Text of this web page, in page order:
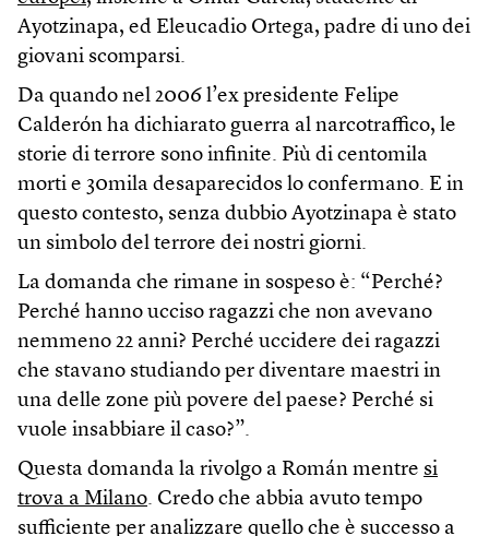
Ayotzinapa, ed Eleucadio Ortega, padre di uno dei
giovani scomparsi.
Da quando nel 2006 l’ex presidente Felipe
Calderón ha dichiarato guerra al narcotraffico, le
storie di terrore sono infinite. Più di centomila
morti e 30mila desaparecidos lo confermano. E in
questo contesto, senza dubbio Ayotzinapa è stato
un simbolo del terrore dei nostri giorni.
La domanda che rimane in sospeso è: “Perché?
Perché hanno ucciso ragazzi che non avevano
nemmeno 22 anni? Perché uccidere dei ragazzi
che stavano studiando per diventare maestri in
una delle zone più povere del paese? Perché si
vuole insabbiare il caso?”.
Questa domanda la rivolgo a Román mentre si
trova a Milano. Credo che abbia avuto tempo
sufficiente per analizzare quello che è successo a